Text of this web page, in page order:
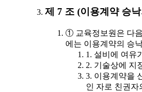
제 7 조 (이용계약 승
① 교육정보원은 다
에는 이용계약의 승
1. 설비에 여유
2. 기술상에 지
3. 이용계약을
인 자로 친권자